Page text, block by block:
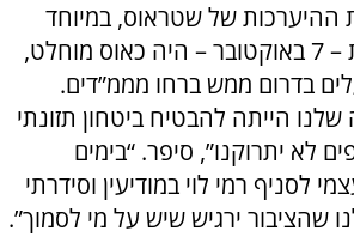
ההיערכות של שטראוס, במיוחד
במחלבות. ביום שבת – 7 באוקטובר – היה כאוס מוחלט,
בדרום ממש ברחו מממ”דים.
הייתה להבטיח ביטחון תזונתי
לא יתרוקנו”, סיפר. “בימים
לסניף רמי לוי במודיעין וסידרתי
שהציבור ירגיש שיש על מי לסמוך”.